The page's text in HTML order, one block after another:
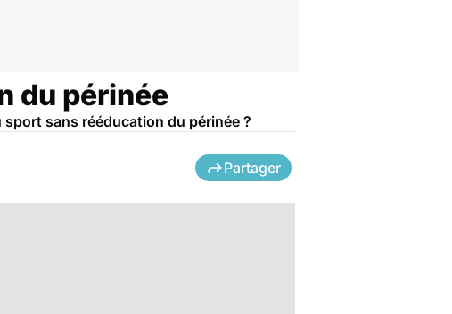
du périnée
sans rééducation du périnée ?
Partager